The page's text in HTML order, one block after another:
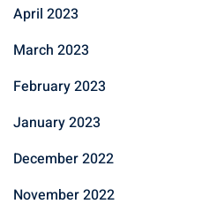
April 2023
March 2023
February 2023
January 2023
December 2022
November 2022